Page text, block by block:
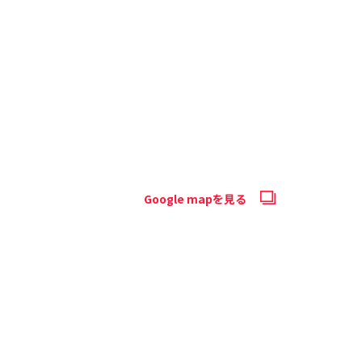
Google mapを見る